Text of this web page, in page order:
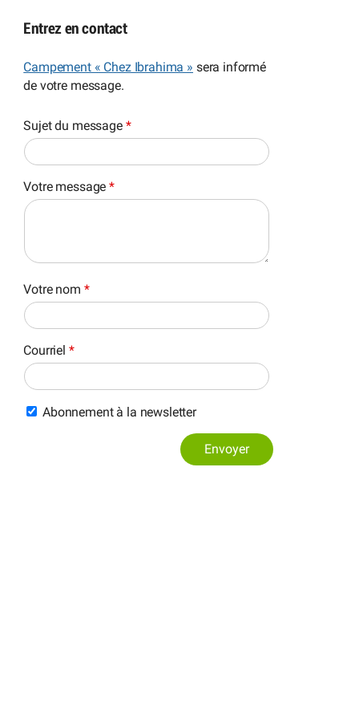
Entrez en contact
Campement « Chez Ibrahima » sera informé
de votre message.
Sujet du message *
Votre message*
Votre nom *
Courriel *
Abonnement à la newsletter
Envoyer